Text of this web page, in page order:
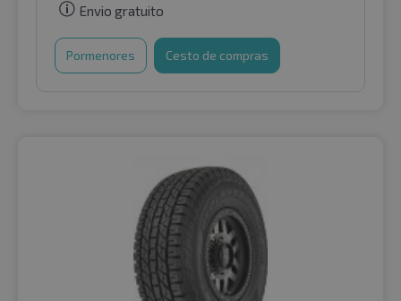
Envio gratuito
Pormenores Cesto de compras